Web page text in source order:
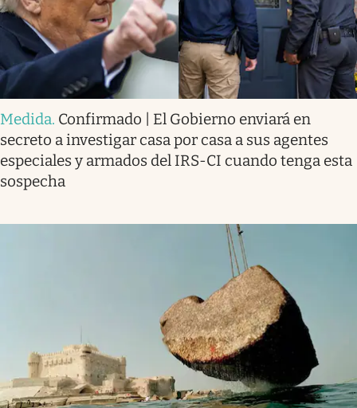
Medida. Confirmado | El Gobierno enviará en
secreto a investigar casa por casa a sus agentes
especiales y armados del IRS-CI cuando tenga esta
sospecha